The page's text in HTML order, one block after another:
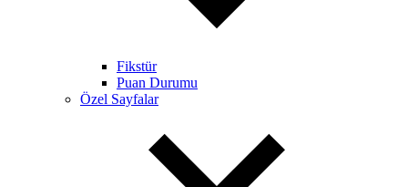
Fikstür
Puan Durumu
Özel Sayfalar